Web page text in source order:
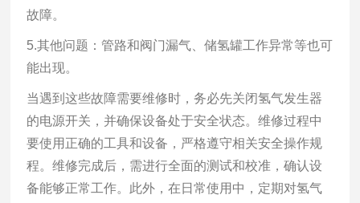
故障。
5.其他问题：管路和阀门漏气、储氢罐工作异常等也可
能出现。
当遇到这些故障需要维修时，务必先关闭氢气发生器
的电源开关，并确保设备处于安全状态。维修过程中
要使用正确的工具和设备，严格遵守相关安全操作规
程。维修完成后，需进行全面的测试和校准，确认设
备能够正常工作。此外，在日常使用中，定期对氢气